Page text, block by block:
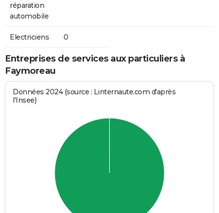
réparation
automobile
Electriciens 0
Entreprises de services aux particuliers à
Faymoreau
Données 2024 (source : Linternaute.com d'après
l'Insee)